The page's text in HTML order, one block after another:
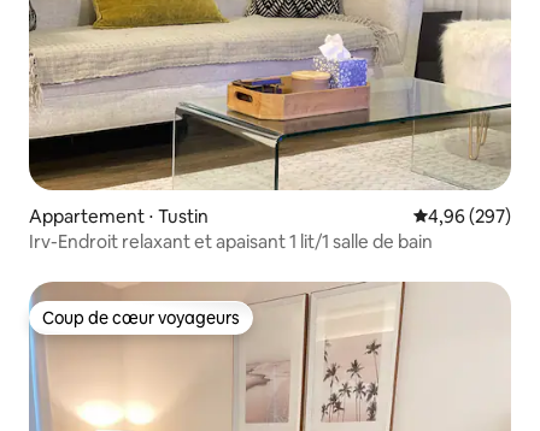
Appartement ⋅ Tustin Évaluation
4,96 (297)
Irv-Endroit relaxant et apaisant 1 lit/1 salle de bain
Coup de cœur voyageurs
Coup de cœur voyageurs